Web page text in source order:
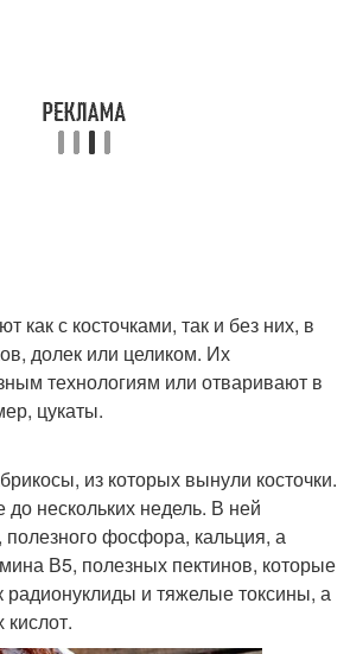
как с косточками, так и без них, в
долек или целиком. Их
технологиям или отваривают в
цукаты.
из которых вынули косточки.
нескольких недель. В ней
полезного фосфора, кальция, а
В5, полезных пектинов, которые
радионуклиды и тяжелые токсины, а
кислот.